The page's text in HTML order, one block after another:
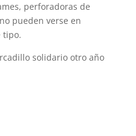
perforadoras de
pueden verse en
tipo.
solidario otro año